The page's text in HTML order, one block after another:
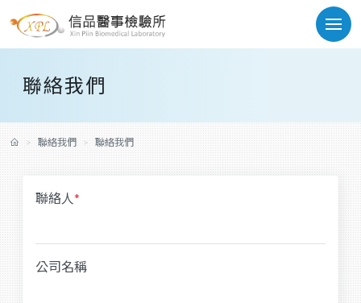
聯絡我們
聯絡我們 聯絡我們
聯絡人*
公司名稱